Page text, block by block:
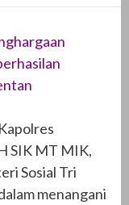
Kapolres
SIK MT MIK,
Sosial Tri
menangani